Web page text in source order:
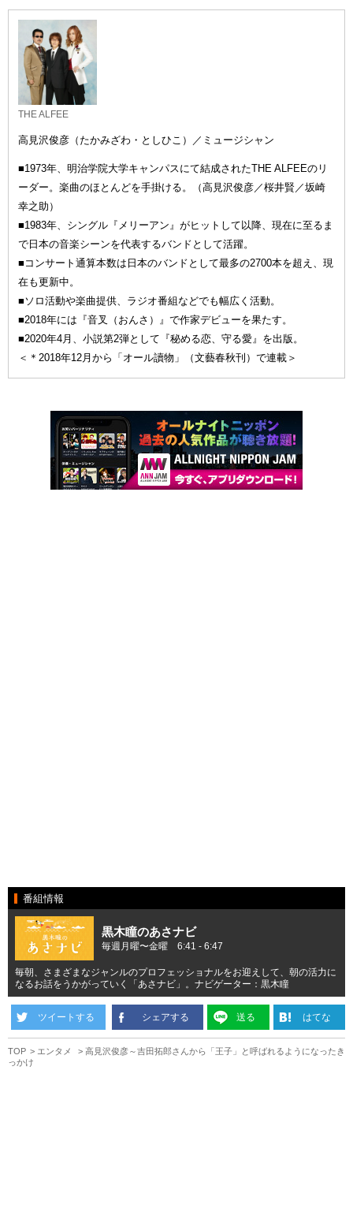
THE ALFEE
高見沢俊彦（たかみざわ・としひこ）／ミュージシャン
■1973年、明治学院大学キャンパスにて結成されたTHE ALFEEのリ
ーダー。楽曲のほとんどを手掛ける。（高見沢俊彦／桜井賢／坂崎
幸之助）
■1983年、シングル『メリーアン』がヒットして以降、現在に至るま
で日本の音楽シーンを代表するバンドとして活躍。
■コンサート通算本数は日本のバンドとして最多の2700本を超え、現
在も更新中。
■ソロ活動や楽曲提供、ラジオ番組などでも幅広く活動。
■2018年には『音叉（おんさ）』で作家デビューを果たす。
■2020年4月、小説第2弾として『秘める恋、守る愛』を出版。
＜＊2018年12月から「オール讀物」（文藝春秋刊）で連載＞
番組情報
黒木瞳のあさナビ
毎週月曜〜金曜 6:41 - 6:47
毎朝、さまざまなジャンルのプロフェッショナルをお迎えして、朝の活力に
なるお話をうかがっていく「あさナビ」。ナビゲーター：黒木瞳
ツイートする シェアする 送る はてな
TOP エンタメ
高見沢俊彦～吉田拓郎さんから「王子」と呼ばれるようになったき
っかけ